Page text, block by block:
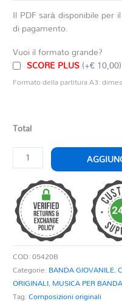
Il PDF sarà disponibile per
di pagamento.
Vuoi il formato grande?
SCORE PLUS(+€ 10,00)
Formato della partitura A3:
Total
MAESTOSO
AND
CHA
CHA
quantità
COD:05420B
Categorie: BANDA GIOVANILE,
ORIGINALI, MUSICA PER
Tag:Composizioni originali